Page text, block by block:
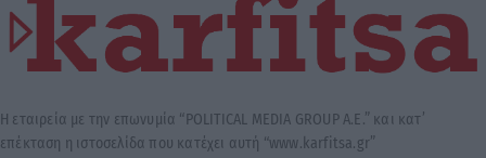
Η εταιρεία με την επωνυμία “POLITICAL MEDIA GROUP A.E.” και κατ’
επέκταση η ιστοσελίδα που κατέχει αυτή “www.karfitsa.gr”